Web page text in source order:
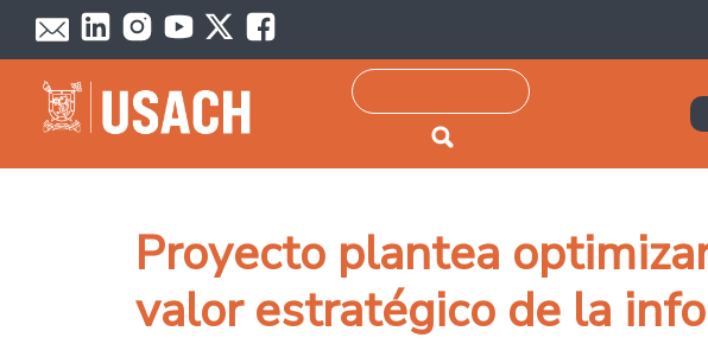
Passar para o conteúdo principal
Pesquisar
Proyecto plantea
valor estratégico de la